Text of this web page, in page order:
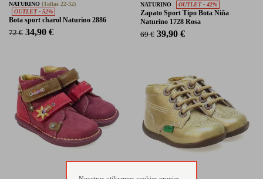
NATURINO (Tallas 22-32)
OUTLET - 52%
Bota sport charol Naturino 2886
72 € 34,90 €
NATURINO OUTLET - 42%
Zapato Sport Tipo Bota Niña
Naturino 1728 Rosa
69 € 39,90 €